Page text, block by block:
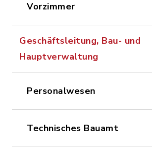
Vorzimmer
Geschäftsleitung, Bau- und
Hauptverwaltung
Personalwesen
Technisches Bauamt